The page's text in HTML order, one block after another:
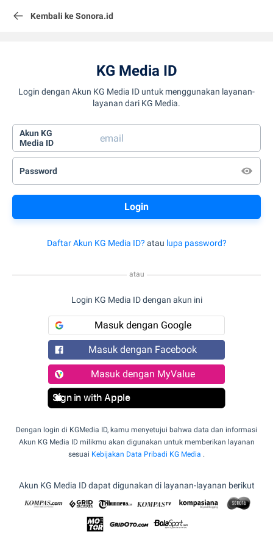
Kembali ke Sonora.id
KG Media ID
Login dengan Akun KG Media ID untuk menggunakan layanan-
layanan dari KG Media.
Akun KG
Media ID
Password
Daftar Akun KG Media ID? atau lupa password?
atau
Login KG Media ID dengan akun ini
Masuk dengan Google
Masuk dengan Facebook
Masuk dengan MyValue
Sign in with Apple
Dengan login di KGMedia ID, kamu menyetujui bahwa data dan informasi
Akun KG Media ID milikmu akan digunakan untuk memberikan layanan
sesuai Kebijakan Data Pribadi KG Media .
Akun KG Media ID dapat digunakan di layanan-layanan berikut